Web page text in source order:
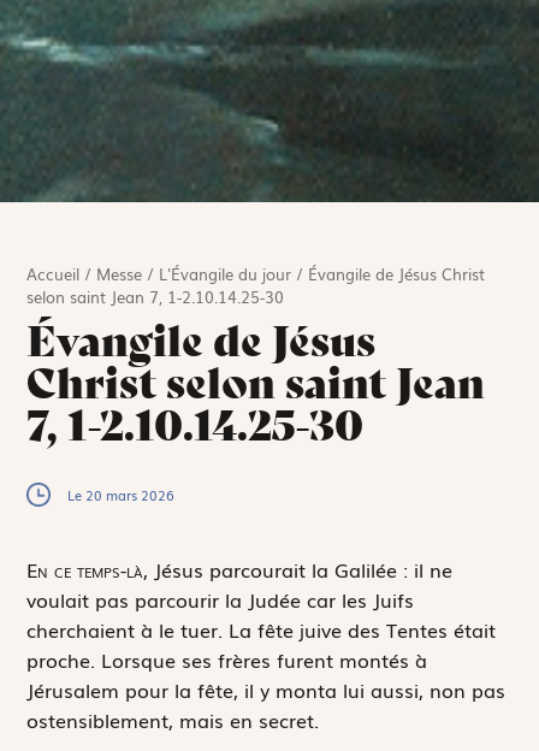
Accueil / Messe / L'Évangile du jour / Évangile de Jésus Christ
selon saint Jean 7, 1-2.10.14.25-30
Évangile de Jésus
Christ selon saint Jean
7, 1-2.10.14.25-30
Le 20 mars 2026
En ce temps-là, Jésus parcourait la Galilée : il ne
voulait pas parcourir la Judée car les Juifs
cherchaient à le tuer. La fête juive des Tentes était
proche. Lorsque ses frères furent montés à
Jérusalem pour la fête, il y monta lui aussi, non pas
ostensiblement, mais en secret.